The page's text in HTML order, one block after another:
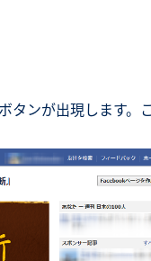
タンが出現します。